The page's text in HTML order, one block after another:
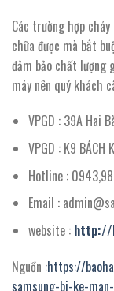
Các trường hợp
chữa được mà bắt
đảm bảo chất lượng
máy nên quý khách
VPGD : 39A Hai
VPGD : K9 BÁCH
Hotline :
Email :
website : http://
Nguồn :https://
samsung-bi-ke-